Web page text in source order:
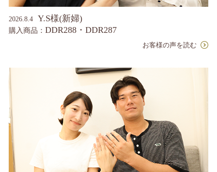
2026.8.4 Y.S様(新婦)
購入商品： DDR288・DDR287
お客様の声を読む